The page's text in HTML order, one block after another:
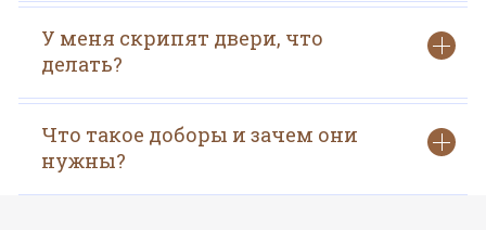
У меня скрипят двери, что
делать?
Что такое доборы и зачем они
нужны?